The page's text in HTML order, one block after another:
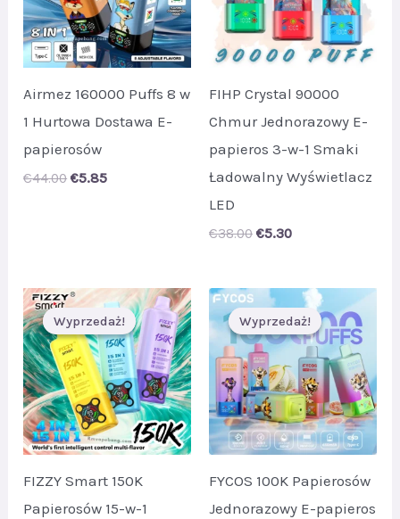
Airmez 160000 Puffs 8 w
1 Hurtowa Dostawa E-
papierosów
€44.00 Original
€5.85Current
FIHP Crystal 90000
Chmur Jednorazowy E-
papieros 3-w-1 Smaki
Ładowalny Wyświetlacz
LED
€38.00 Original
€5.30Current
Wyprzedaż!
Wyprzedaż!
FIZZY Smart 150K
Papierosów 15-w-1
Wyprzedaż!
Wyprzedaż!
FYCOS 100K Papierosów
Jednorazowy E-papieros